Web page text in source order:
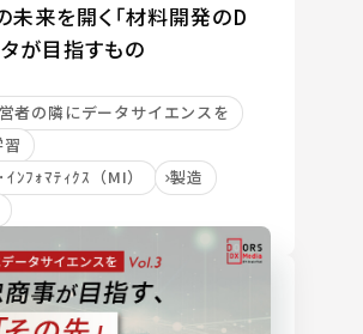
未来を開く「材料開発のD
タが目指すもの
者の隣にデータサイエンスを
ﾝﾌｫﾏﾃｨｸｽ（MI）
製造